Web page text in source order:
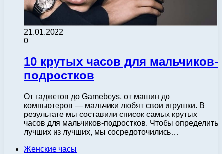
21.01.2022
0
10 крутых часов для мальчиков-
подростков
От гаджетов до Gameboys, от машин до
компьютеров — мальчики любят свои игрушки. В
результате мы составили список самых крутых
часов для мальчиков-подростков. Чтобы определить
лучших из лучших, мы сосредоточились…
Женские часы